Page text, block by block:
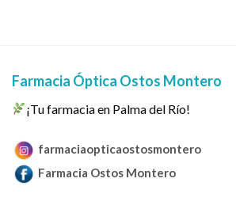
Farmacia Óptica Ostos Montero
¡Tu farmacia en Palma del Río!
farmaciaopticaostosmontero
Farmacia Ostos Montero